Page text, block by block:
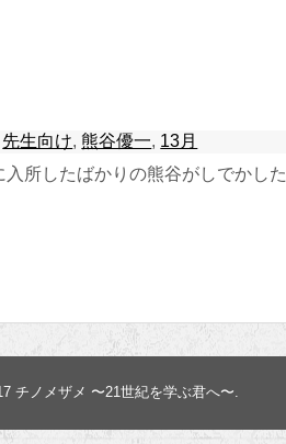
先生向け,熊谷優一, 13月
入所したばかりの熊谷がしでかした
チノメザメ 〜21世紀を学ぶ君へ〜